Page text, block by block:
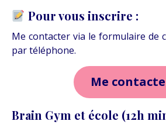
Pour vous inscrire :
Me contacter via le formulaire de
par téléphone.
Me
Brain Gym et école (12h